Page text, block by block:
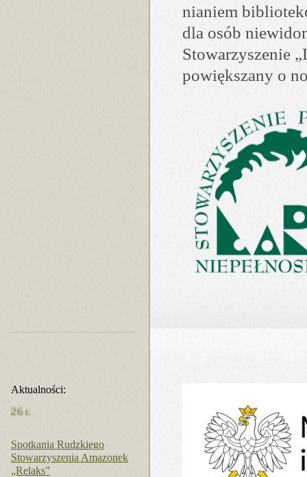
nia­niem
dla osób
Sto­wa­rzy­sze­nie
po­więk­szany o
Aktualności:
Spotkania Rudzkiego
Stowarzyszenia Amazonek
„Relaks”